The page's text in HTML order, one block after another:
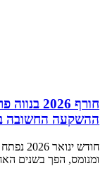
חורף
ההשקעה החשובה
חודש
ומנומס, הפך בשנים